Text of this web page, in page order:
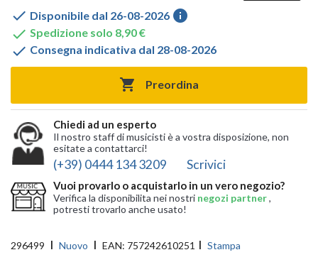
 Disponibile dal 26-08-2026 info
 Spedizione solo 8,90 €
 Consegna indicativa dal 28-08-2026
 Preordina
Chiedi ad un esperto
Il nostro staff di musicisti è a vostra disposizione, non
esitate a contattarci!
(+39) 0444 134 3209 Scrivici
Vuoi provarlo o acquistarlo in un vero negozio?
Verifica la disponibilita nei nostri negozi partner,
potresti trovarlo anche usato!
296499 Nuovo EAN: 757242610251 Stampa